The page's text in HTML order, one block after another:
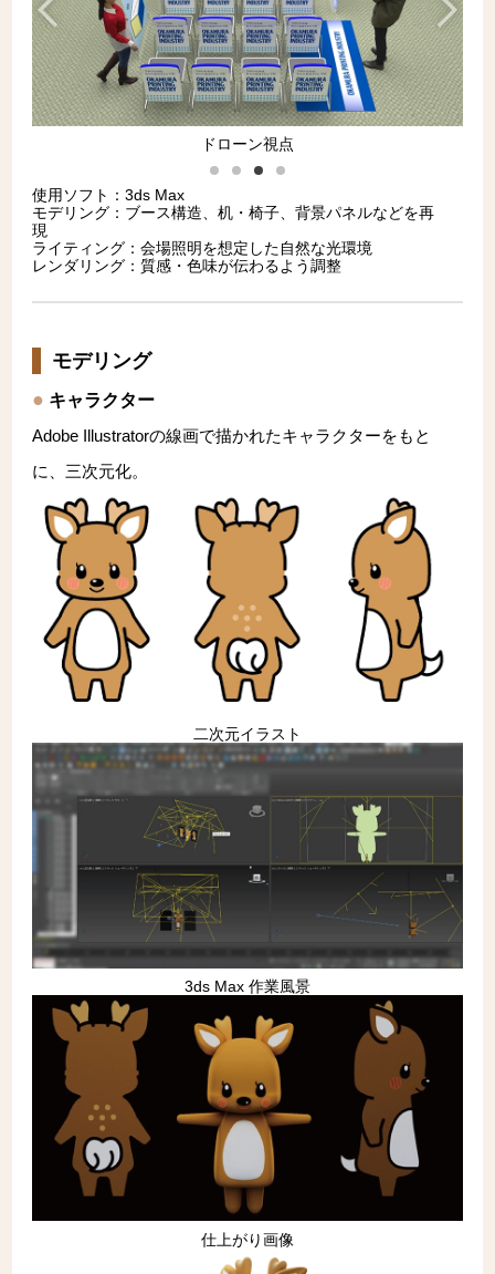
ドローン視点
使用ソフト：3ds Max
モデリング：ブース構造、机・椅子、背景パネルなどを再
現
ライティング：会場照明を想定した自然な光環境
レンダリング：質感・色味が伝わるよう調整
モデリング
キャラクター
Adobe Illustratorの線画で描かれたキャラクターをもと
に、三次元化。
二次元イラスト
3ds Max 作業風景
仕上がり画像